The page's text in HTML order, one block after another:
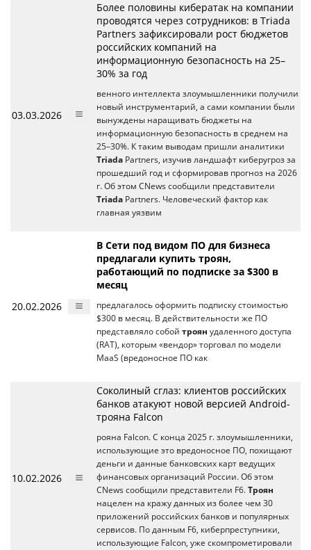
03.03.2026
Более половины кибератак на компании
проводятся через сотрудников: в Triada
Partners зафиксировали рост бюджетов
российских компаний на
информационную безопасность на 25–
30% за год
венного интеллекта злоумышленники получили
новый инструментарий, а сами компании были
вынуждены наращивать бюджеты на
информационную безопасность в среднем на
25–30%. К таким выводам пришли аналитики
Triada Partners, изучив ландшафт киберугроз за
прошедший год и сформировав прогноз на 2026
г. Об этом CNews сообщили представители
Triada Partners. Человеческий фактор как
главная уязвим
20.02.2026
В Сети под видом ПО для бизнеса
предлагали купить троян,
работающий по подписке за $300 в
месяц
предлагалось оформить подписку стоимостью
$300 в месяц. В действительности же ПО
представляло собой троян удаленного доступа
(RAT), которым «вендор» торговал по модели
MaaS (вредоносное ПО как
10.02.2026
Соколиный сглаз: клиентов российских
банков атакуют новой версией Android-
трояна Falcon
рояна Falcon. С конца 2025 г. злоумышленники,
использующие это вредоносное ПО, похищают
деньги и данные банковских карт ведущих
финансовых организаций России. Об этом
CNews сообщили представители F6. Троян
нацелен на кражу данных из более чем 30
приложений российских банков и популярных
сервисов. По данным F6, киберпреступники,
использующие Falcon, уже скомпрометировали